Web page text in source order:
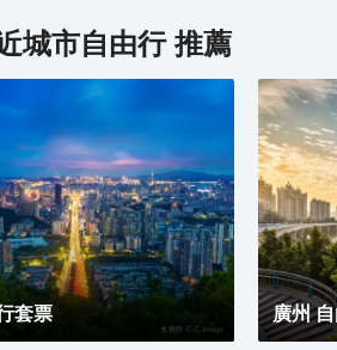
城市自由行 推薦
套票 廣州